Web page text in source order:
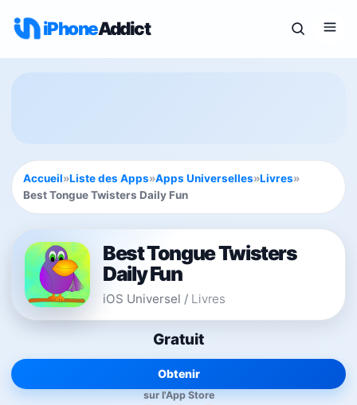
iPhoneAddict
Accueil»Liste des Apps»Apps Universelles»Livres»
Best Tongue Twisters Daily Fun
Best Tongue Twisters
Daily Fun
iOS Universel / Livres
Gratuit
Obtenir
sur l'App Store